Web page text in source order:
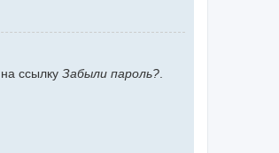
ссылку Забыли пароль?